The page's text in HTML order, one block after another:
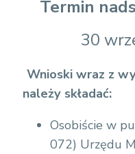
Termin
30
Wnioski wraz z
należy składać:
Osobiście w
072) Urzędu